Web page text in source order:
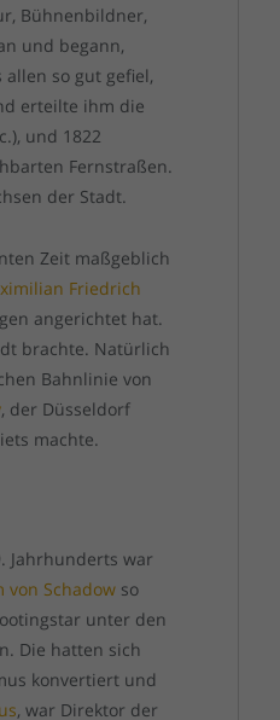
Bühnenbildner,
und begann,
so gut gefiel,
erteilte ihm die
und 1822
Fernstraßen.
der Stadt.
Zeit maßgeblich
Friedrich
angerichtet hat.
brachte. Natürlich
Bahnlinie von
, der Düsseldorf
machte.
Jahrhunderts war
von Schadow so
unter den
Die hatten sich
konvertiert und
, war Direktor der